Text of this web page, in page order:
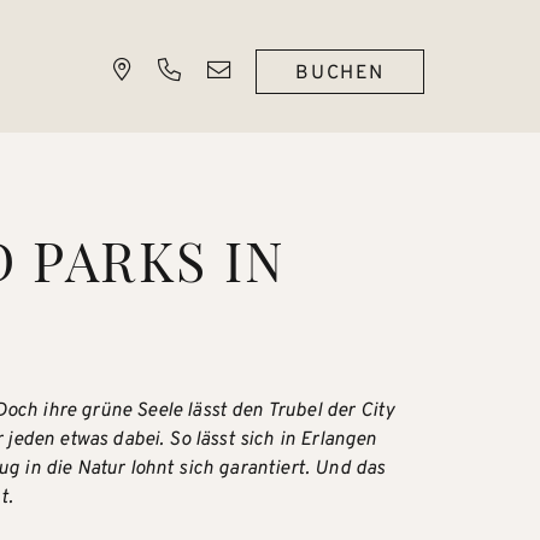
BUCHEN
PARKS IN
ihre grüne Seele lässt den Trubel der City
etwas dabei. So lässt sich in Erlangen
in die Natur lohnt sich garantiert. Und das